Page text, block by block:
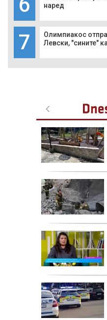
наред
7
Олимпиакос
Левски, "сините"